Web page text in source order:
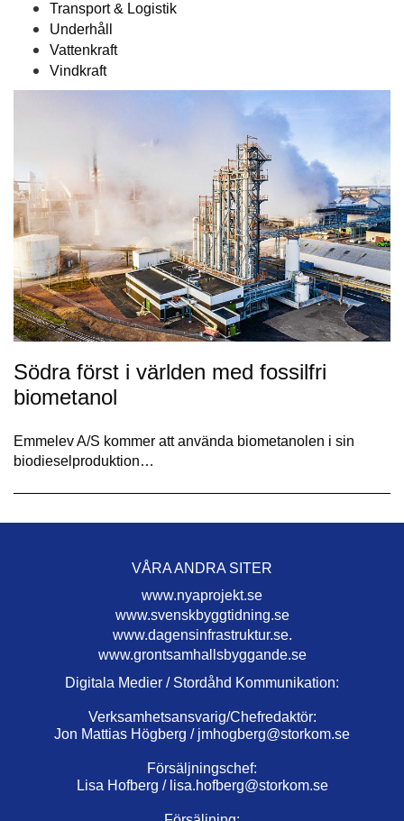
Transport & Logistik
Underhåll
Vattenkraft
Vindkraft
Södra först i världen med fossilfri
biometanol
Emmelev A/S kommer att använda biometanolen i sin
biodieselproduktion…
VÅRA ANDRA SITER
www.nyaprojekt.se
www.svenskbyggtidning.se
www.dagensinfrastruktur.se.
www.grontsamhallsbyggande.se
Digitala Medier / Stordåhd Kommunikation:
Verksamhetsansvarig/Chefredaktör:
Jon Mattias Högberg / jmhogberg@storkom.se
Försäljningschef:
Lisa Hofberg / lisa.hofberg@storkom.se